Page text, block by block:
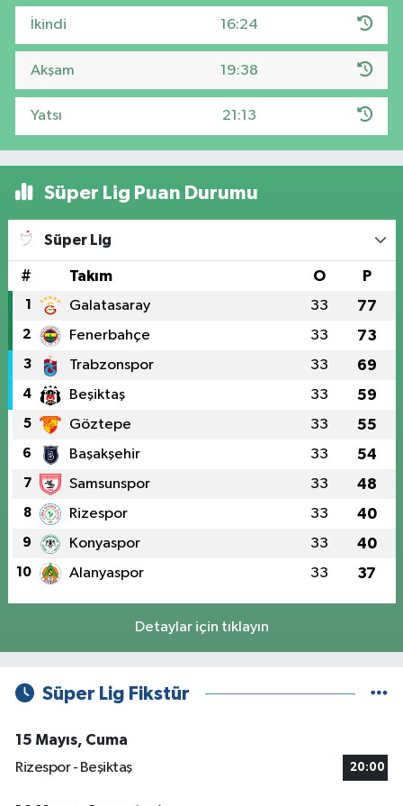
İkindi 16:24
Akşam 19:38
Yatsı 21:13
Süper Lig Puan Durumu
Süper Lig
# Takım O P
1 Galatasaray 33 77
2 Fenerbahçe 33 73
3 Trabzonspor 33 69
4 Beşiktaş 33 59
5 Göztepe 33 55
6 Başakşehir 33 54
7 Samsunspor 33 48
8 Rizespor 33 40
9 Konyaspor 33 40
10 Alanyaspor 33 37
Detaylar için tıklayın
Süper Lig Fikstür
15 Mayıs, Cuma
Rizespor - Beşiktaş
20:00